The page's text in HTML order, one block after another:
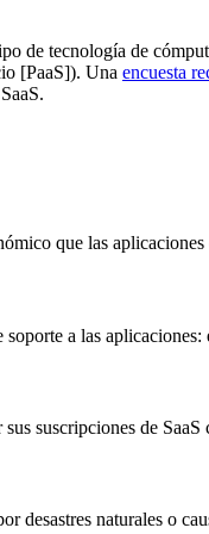
de tecnología de
[PaaS]). Una encuesta
que las
a las
suscripciones de
desastres naturales o